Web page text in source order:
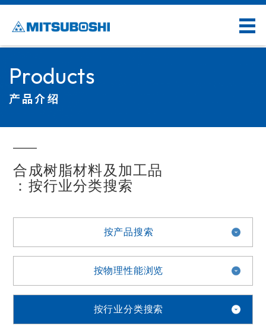
Products
产品介绍
合成树脂材料及加工品
：按行业分类搜索
按产品搜索
按物理性能浏览
按行业分类搜索